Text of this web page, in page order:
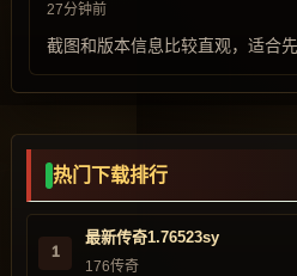
27分钟前
截图和版本信息比较直观，适合
热门下载排行
1
最新传奇1.76523sy
176传奇